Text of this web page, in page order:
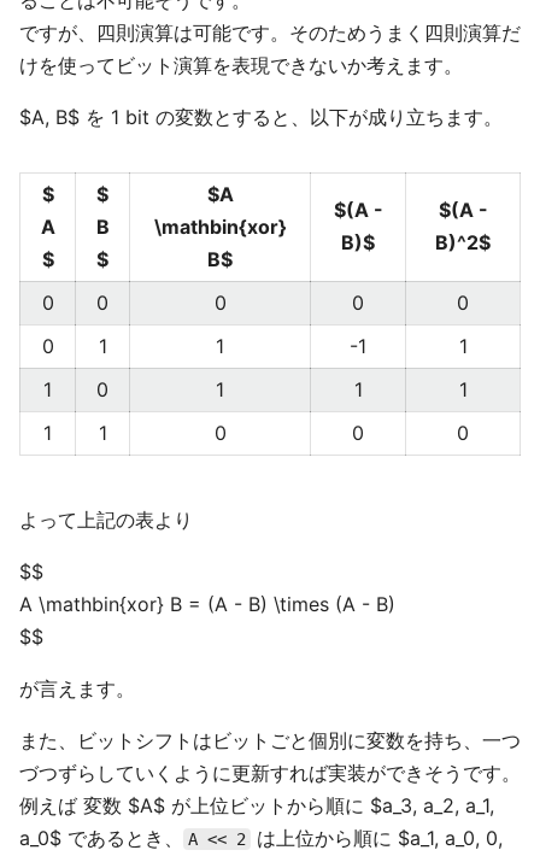
ですが、四則演算は可能です。そのためうまく四則演算だ
けを使ってビット演算を表現できないか考えます。
$A, B$ を 1 bit の変数とすると、以下が成り立ちます。
$
A
$
$
B
$
$A
\mathbin{xor}
B$
$(A -
B)$
$(A -
B)^2$
0 0 0 0
0
0
1 1 -1
1
1
0 1 1
1
1
1 0 0 0
よって上記の表より
$$
A \mathbin{xor} B = (A - B) \times (A - B)
$$
が言えます。
また、ビットシフトはビットごと個別に変数を持ち、一つ
づつずらしていくように更新すれば実装ができそうです。
例えば 変数 $A$ が上位ビットから順に $a_3, a_2, a_1,
a_0$ であるとき、
A << 2
は上位から順に $a_1, a_0, 0,